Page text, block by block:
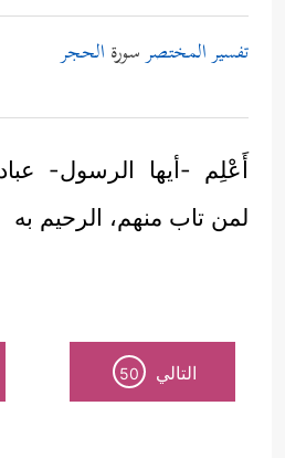
تفسير المختصرسورة الحجر
أَعْلِم -أيها الرسول-
لمن تاب منهم، الرحيم به
التالي 50